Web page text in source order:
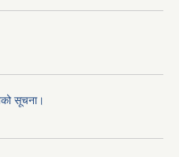
सूचना।